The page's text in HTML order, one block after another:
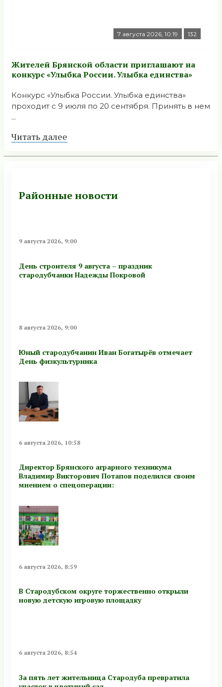
7 августа 2026, 10:19 132
Жителей Брянской области приглашают на
конкурс «Улыбка России. Улыбка единства»
Конкурс «Улыбка России. Улыбка единства»
проходит с 9 июля по 20 сентября. Принять в нем
...
Читать далее
Районные новости
9 августа 2026, 9:00
День строителя 9 августа – праздник
стародубчанки Надежды Покровой
8 августа 2026, 9:00
Юный стародубчанин Иван Богатырёв отмечает
День физкультурника
6 августа 2026, 10:58
Директор Брянского аграрного техникума
Владимир Викторович Потапов поделился своим
мнением о спецоперации:
6 августа 2026, 8:59
В Стародубском округе торжественно открыли
новую детскую игровую площадку
6 августа 2026, 8:54
За пять лет жительница Стародуба превратила